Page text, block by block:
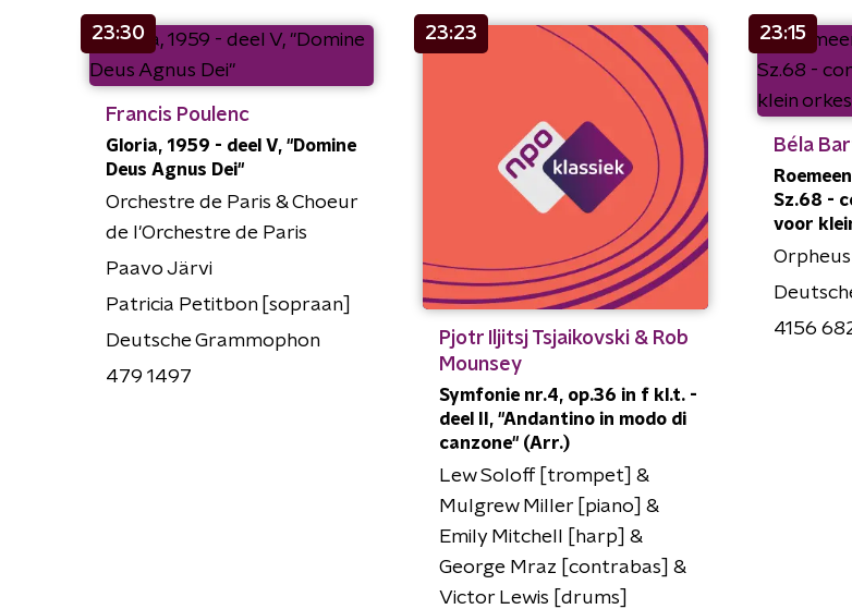
23:30
Francis Poulenc
Gloria, 1959 - deel V, "Domine
Deus Agnus Dei"
Orchestre de Paris & Choeur
de l'Orchestre de Paris
Paavo Järvi
Patricia Petitbon [sopraan]
Deutsche Grammophon
479 1497
23:23
Pjotr Iljitsj Tsjaikovski & Rob
Mounsey
Symfonie nr.4, op.36 in f kl.t. -
deel II, "Andantino in modo di
canzone" (Arr.)
Lew Soloff [trompet] &
Mulgrew Miller [piano] &
Emily Mitchell [harp] &
George Mraz [contrabas] &
Victor Lewis [drums]
23:15
Béla
Sz.68 -
voor
4156